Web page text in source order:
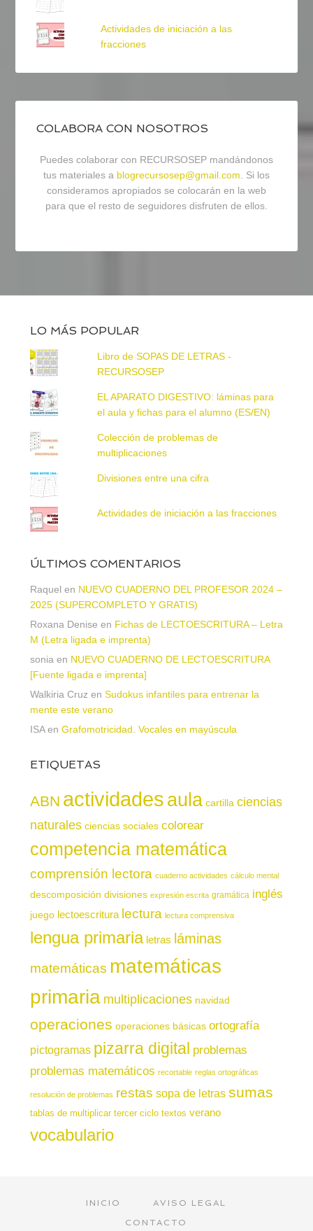
Actividades de iniciación a las
fracciones
COLABORA CON NOSOTROS
Puedes colaborar con RECURSOSEP mandándonos
tus materiales a blogrecursosep@gmail.com. Si los
consideramos apropiados se colocarán en la web
para que el resto de seguidores disfruten de ellos.
LO MÁS POPULAR
Libro de SOPAS DE LETRAS -
RECURSOSEP
EL APARATO DIGESTIVO: láminas para
el aula y fichas para el alumno (ES/EN)
Colección de problemas de
multiplicaciones
Divisiones entre una cifra
Actividades de iniciación a las fracciones
ÚLTIMOS COMENTARIOS
Raquel en NUEVO CUADERNO DEL PROFESOR 2024 –
2025 (SUPERCOMPLETO Y GRATIS)
Roxana Denise en Fichas de LECTOESCRITURA – Letra
M (Letra ligada e imprenta)
sonia en NUEVO CUADERNO DE LECTOESCRITURA
[Fuente ligada e imprenta]
Walkiria Cruz en Sudokus infantiles para entrenar la
mente este verano
ISAen Grafomotricidad. Vocales en mayúscula
ETIQUETAS
ABN actividadesaula cartilla ciencias
naturales ciencias sociales colorear
competencia matemática
comprensión lectora cuaderno actividades cálculo mental
descomposición divisiones expresión escrita gramática inglés
juego lectoescritura lectura lectura comprensiva
lengua primaria letras láminas
matemáticas matemáticas
primaria multiplicaciones navidad
operaciones operaciones básicas ortografía
pictogramas pizarra digital problemas
problemas matemáticos recortable reglas ortográficas
resolución de problemas restas sopa de letras sumas
tablas de multiplicar tercer ciclo textos verano
vocabulario
INICIO
AVISO LEGAL
CONTACTO